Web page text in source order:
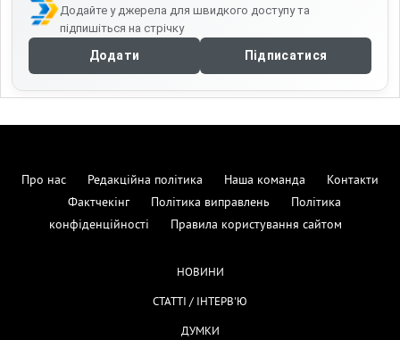
Додайте у джерела для швидкого доступу та
підпишіться на стрічку
Додати Підписатися
Про нас Редакційна політика Наша команда
Контакти
Фактчекінг
Політика виправлень
Політика
конфіденційності
Правила користування сайтом
НОВИНИ
СТАТТІ / ІНТЕРВ'Ю
ДУМКИ